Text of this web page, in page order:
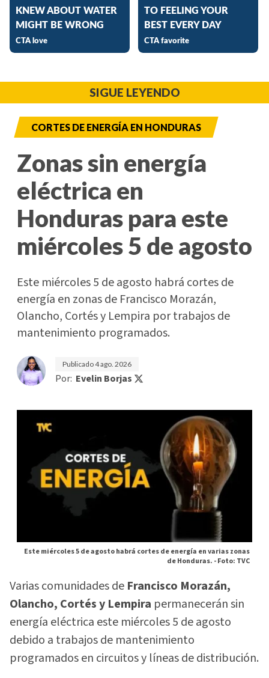
SIGUE LEYENDO
CORTES DE ENERGÍA EN HONDURAS
Zonas sin energía
eléctrica en
Honduras para este
miércoles 5 de agosto
Este miércoles 5 de agosto habrá cortes de
energía en zonas de Francisco Morazán,
Olancho, Cortés y Lempira por trabajos de
mantenimiento programados.
Publicado4 ago. 2026
Por: Evelin Borjas
Este miércoles 5 de agosto habrá cortes de energía en varias zonas
de Honduras. -Foto: TVC
Varias comunidades de Francisco Morazán,
Olancho, Cortés y Lempira permanecerán sin
energía eléctrica este miércoles 5 de agosto
debido a trabajos de mantenimiento
programados en circuitos y líneas de distribución.